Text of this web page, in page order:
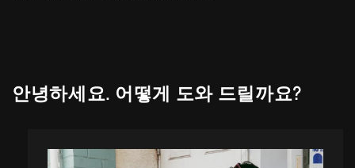
안녕하세요. 어떻게 도와 드릴까요?